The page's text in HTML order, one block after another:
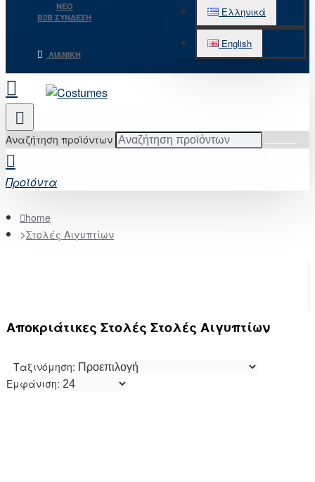
NEO
B2B ΣΥΝΔΕΣΗ
ΛΙΑΝΙΚΉ
Ελληνικά
English
Αναζήτηση προϊόντων
Προϊόντα
home
Στολές Αιγυπτίων
Αποκριάτικες Στολές Στολές Αιγυπτίων
Ταξινόμηση:
Εμφάνιση: